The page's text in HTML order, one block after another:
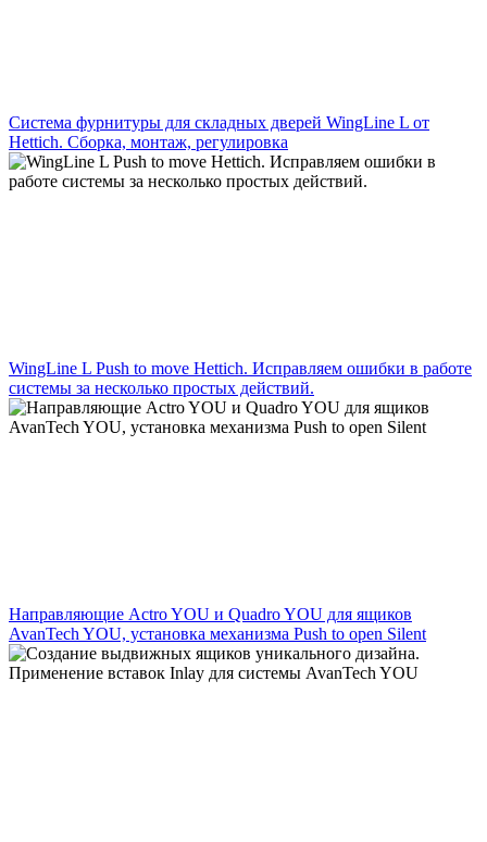
Система фурнитуры для складных дверей WingLine L от
Hettich. Сборка, монтаж, регулировка
WingLine L Push to move Hettich. Исправляем ошибки в работе
системы за несколько простых действий.
Направляющие Actro YOU и Quadro YOU для ящиков
AvanTech YOU, установка механизма Push to open Silent